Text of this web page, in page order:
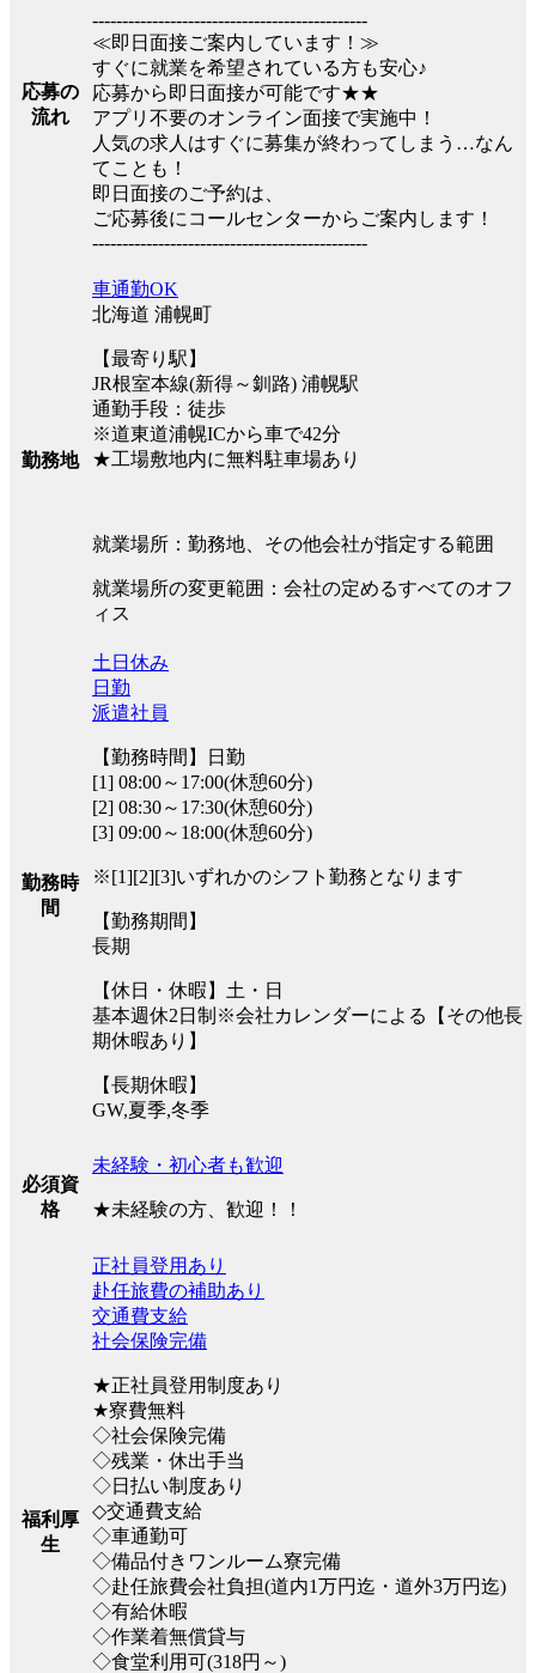
応募の
流れ
----------------------------------------------
≪即日面接ご案内しています！≫
すぐに就業を希望されている方も安心♪
応募から即日面接が可能です★★
アプリ不要のオンライン面接で実施中！
人気の求人はすぐに募集が終わってしまう…なん
てことも！
即日面接のご予約は、
ご応募後にコールセンターからご案内します！
----------------------------------------------
勤務地
車通勤OK
北海道 浦幌町
【最寄り駅】
JR根室本線(新得～釧路) 浦幌駅
通勤手段：徒歩
※道東道浦幌ICから車で42分
★工場敷地内に無料駐車場あり
就業場所：勤務地、その他会社が指定する範囲
就業場所の変更範囲：会社の定めるすべてのオフ
ィス
勤務時
間
土日休み
日勤
派遣社員
【勤務時間】日勤
[1] 08:00～17:00(休憩60分)
[2] 08:30～17:30(休憩60分)
[3] 09:00～18:00(休憩60分)
※[1][2][3]いずれかのシフト勤務となります
【勤務期間】
長期
【休日・休暇】土・日
基本週休2日制※会社カレンダーによる【その他長
期休暇あり】
【長期休暇】
GW,夏季,冬季
必須資
格
未経験・初心者も歓迎
★未経験の方、歓迎！！
福利厚
生
正社員登用あり
赴任旅費の補助あり
交通費支給
社会保険完備
★正社員登用制度あり
★寮費無料
◇社会保険完備
◇残業・休出手当
◇日払い制度あり
◇交通費支給
◇車通勤可
◇備品付きワンルーム寮完備
◇赴任旅費会社負担(道内1万円迄・道外3万円迄)
◇有給休暇
◇作業着無償貸与
◇食堂利用可(318円～)